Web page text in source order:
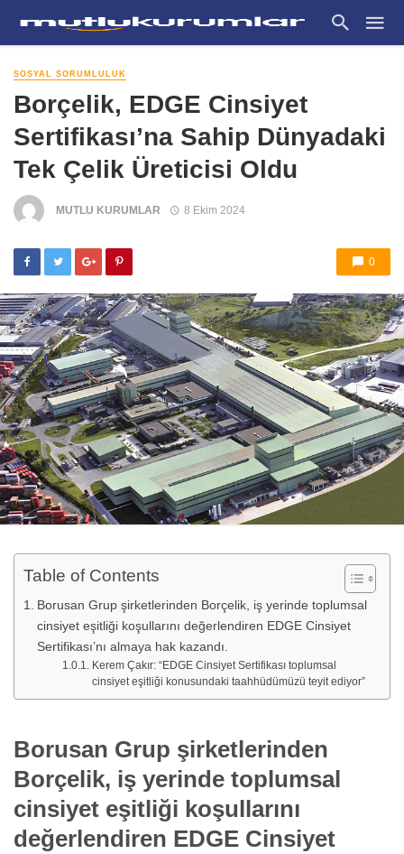
SOSYAL SORUMLULUK
Borçelik, EDGE Cinsiyet
Sertifikası’na Sahip Dünyadaki
Tek Çelik Üreticisi Oldu
MUTLU KURUMLAR 8 Ekim 2024
0
Table of Contents
Borusan Grup şirketlerinden Borçelik, iş yerinde toplumsal
cinsiyet eşitliği koşullarını değerlendiren EDGE Cinsiyet
Sertifikası’nı almaya hak kazandı.
Kerem Çakır: “EDGE Cinsiyet Sertifikası toplumsal
cinsiyet eşitliği konusundaki taahhüdümüzü teyit ediyor”
Borusan Grup şirketlerinden
Borçelik, iş yerinde toplumsal
cinsiyet eşitliği koşullarını
değerlendiren EDGE Cinsiyet